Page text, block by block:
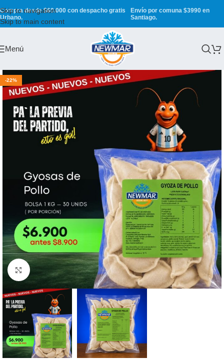
Skip to navigation
Skip to main content
Compra desde $60.000 con despacho gratis
Urbano.
Envío por comuna $3990 en
Santiago.
Menú
-22%
Clic para ampliar